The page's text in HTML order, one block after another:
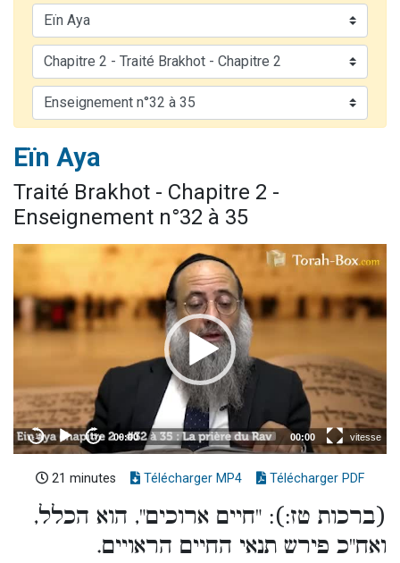
30 personnes viennent de faire un don pour Sauvez la jambe de Yohan
Il reste 49 places pour étudier en groupe sur Zoom
12 nouvelles musiques dans Torah-Box Music
29 personnes viennent de demander une bénédiction
Eïn Aya
Traité Brakhot - Chapitre 2 -
Enseignement n°32 à 35
21 minutes Télécharger MP4 Télécharger PDF
(ברכות טז:): "חיים ארוכים", הוא הכלל,
ואח"כ פירש תנאי החיים הראויים.